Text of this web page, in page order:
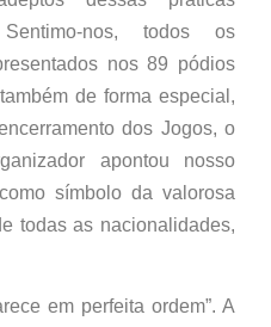
nos, todos os
nos 89 pódios
de forma especial,
dos Jogos, o
apontou nosso
símbolo da valorosa
todas as nacionalidades,
em perfeita ordem”. A